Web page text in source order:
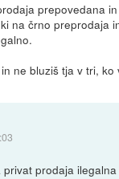
prepovedana
na črno preprodaja
ne bluziš tja v tri,
prodaja